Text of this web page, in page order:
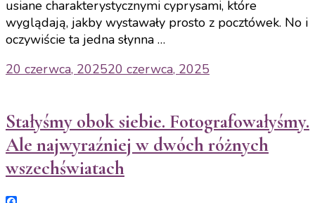
usiane charakterystycznymi cyprysami, które
wyglądają, jakby wystawały prosto z pocztówek. No i
oczywiście ta jedna słynna …
20 czerwca, 202520 czerwca, 2025
Stałyśmy obok siebie. Fotografowałyśmy.
Ale najwyraźniej w dwóch różnych
wszechświatach